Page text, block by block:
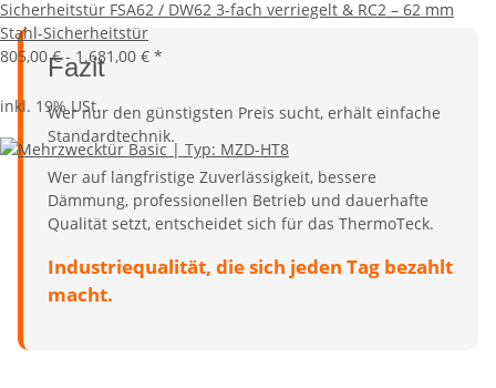
Fazit
Wer nur den günstigsten Preis sucht, erhält einfache
Standardtechnik.
Wer auf langfristige Zuverlässigkeit, bessere
Dämmung, professionellen Betrieb und dauerhafte
Qualität setzt, entscheidet sich für das ThermoTeck.
Industriequalität, die sich jeden Tag bezahlt
macht.
Sicherheitstür FSA62 / DW62 3-fach verriegelt & RC2 – 62 mm
Stahl-Sicherheitstür
805,00 € - 1.681,00 € *
inkl. 19% USt.